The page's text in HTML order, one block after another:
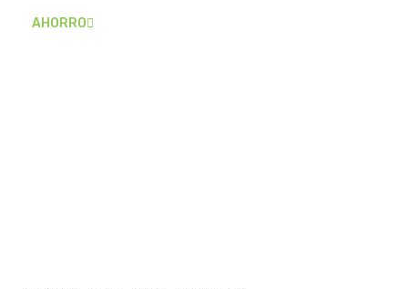
AHORRO